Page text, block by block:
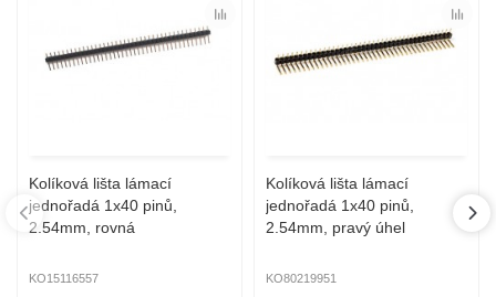
Kolíková lišta lámací
jednořadá 1x40 pinů,
2.54mm, rovná
KO15116557
Kolíková lišta lámací
jednořadá 1x40 pinů,
2.54mm, pravý úhel
KO80219951